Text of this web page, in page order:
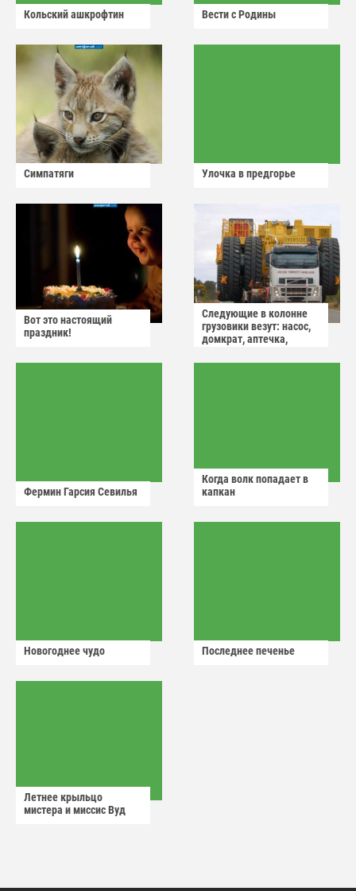
Кольский ашкрофтин Вести с Родины
Симпатяги Улочка в предгорье
Вот это настоящий
праздник!
Следующие в колонне
грузовики везут: насос,
домкрат, аптечка,
Фермин Гарсия Севилья
Когда волк попадает в
капкан
Новогоднее чудо Последнее печенье
Летнее крыльцо
мистера и миссис Вуд